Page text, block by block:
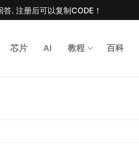
. 注册后可以复制CODE！
芯片 AI 教程 百科